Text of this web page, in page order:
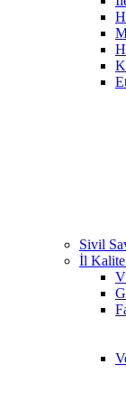
Sivil
İl